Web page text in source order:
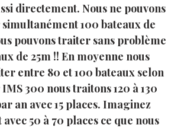
directement. Nous ne pouvons
100 bateaux de
pouvons traiter sans problème
de 25m !! En moyenne nous
entre 80 et 100 bateaux selon
300 nous traitons 120 à 130
an avec 15 places. Imaginez
50 à 70 places ce que nous